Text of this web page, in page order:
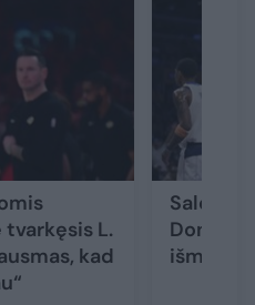
L.
kad
Saldus